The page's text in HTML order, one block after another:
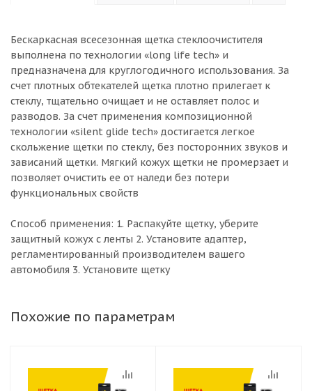
Бескаркасная всесезонная щетка стеклоочистителя
выполнена по технологии «long life tech» и
предназначена для круглогодичного использования. За
счет плотных обтекателей щетка плотно прилегает к
стеклу, тщательно очищает и не оставляет полос и
разводов. За счет применения композиционной
технологии «silent glide tech» достигается легкое
скольжение щетки по стеклу, без посторонних звуков и
зависаний щетки. Мягкий кожух щетки не промерзает и
позволяет очистить ее от наледи без потери
функциональных свойств
Способ применения: 1. Распакуйте щетку, уберите
защитный кожух с ленты 2. Установите адаптер,
регламентированный производителем вашего
автомобиля 3. Установите щетку
Похожие по параметрам